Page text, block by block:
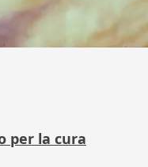
per la cura